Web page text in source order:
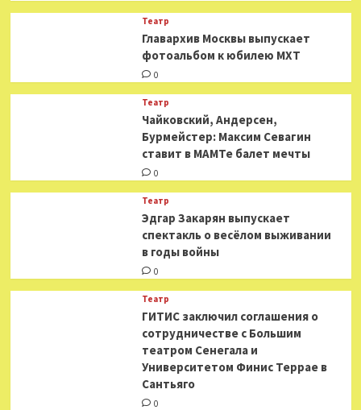
Театр
​​Главархив Москвы выпускает
фотоальбом к юбилею МХТ
0
Театр
​​Чайковский, Андерсен,
Бурмейстер: Максим Севагин
ставит в МАМТе балет мечты
0
Театр
Эдгар Закарян выпускает
спектакль о весёлом выживании
в годы войны
0
Театр
ГИТИС заключил соглашения о
сотрудничестве с Большим
театром Сенегала и
Университетом Финис Террае в
Сантьяго
0